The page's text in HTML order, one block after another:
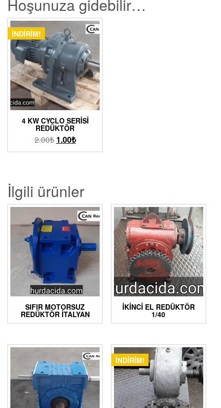
Hoşunuza gidebilir…
İNDIRIM!
4 KW CYCLO SERISI
REDÜKTÖR
2.00₺ 1.00₺
İlgili ürünler
SIFIR MOTORSUZ
REDÜKTÖR İTALYAN
İKINCI EL REDÜKTÖR
1/40
İNDIRIM!